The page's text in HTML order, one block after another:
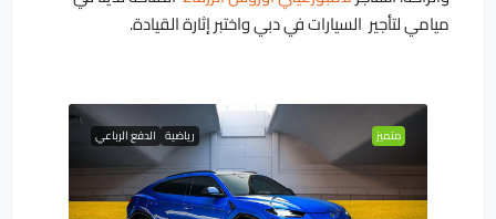
ميامي لتأجير السيارات في دبي واختبر إثارة القيادة.
متميز رياضية الدفع الرباعي